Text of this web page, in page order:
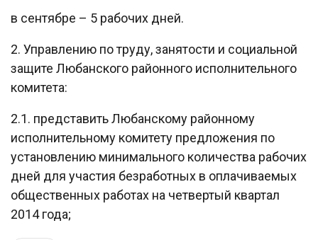
в сентябре – 5 рабочих дней.
2. Управлению по труду, занятости и социальной
защите Любанского районного исполнительного
комитета:
2.1. представить Любанскому районному
исполнительному комитету предложения по
установлению минимального количества рабочих
дней для участия безработных в оплачиваемых
общественных работах на четвертый квартал
2014 года;